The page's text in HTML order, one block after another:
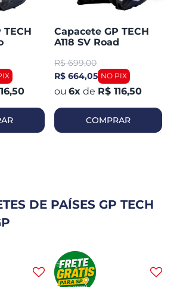
TECH
Capacete GP TECH
A118 SV Road
R$ 699,00
R$ 664,05
6x de R$ 116,50
COMPRAR
DE PAÍSES GP TECH